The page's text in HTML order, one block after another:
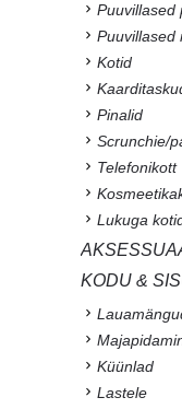
Puuvillased
Puuvillased
Kotid
Pinalid
Scrunchie/
Telefonikott
Lukuga
KODU &
Küünlad
Lastele